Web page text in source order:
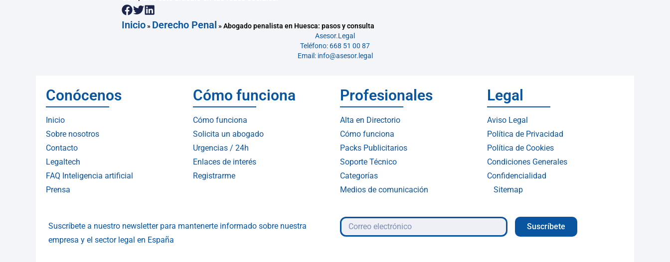
Inicio» Derecho Penal »Abogado penalista en Huesca: pasos y consulta
Asesor.Legal
Teléfono: 668 51 00 87
Email: info@asesor.legal
Conócenos
Inicio
Sobre nosotros
Contacto
Legaltech
FAQ Inteligencia artificial
Prensa
Cómo funciona
Cómo funciona
Solicita un abogado
Urgencias / 24h
Enlaces de interés
Registrarme
Profesionales
Alta en Directorio
Cómo funciona
Packs Publicitarios
Soporte Técnico
Categorías
Medios de comunicación
Legal
Aviso Legal
Política de Privacidad
Política de Cookies
Condiciones Generales
Confidencialidad
Sitemap
Suscríbete a nuestro newsletter para mantenerte informado sobre nuestra
empresa y el sector legal en España
Suscríbete